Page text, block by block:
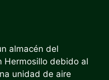
almacén del
Hermosillo debido al
unidad de aire